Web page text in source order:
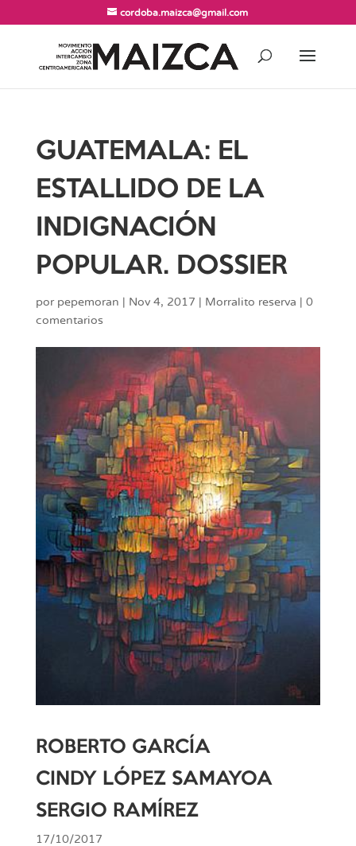
cordoba.maizca@gmail.com
GUATEMALA: EL
ESTALLIDO DE LA
INDIGNACIÓN
POPULAR. DOSSIER
por pepemoran Nov 4, 2017 Morralito reserva
0
comentarios
ROBERTO GARCÍA
CINDY LÓPEZ SAMAYOA
SERGIO RAMÍREZ
17/10/2017